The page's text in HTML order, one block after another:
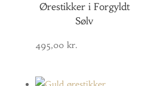
Ørestikker i Forgyldt
Sølv
495,00 kr.